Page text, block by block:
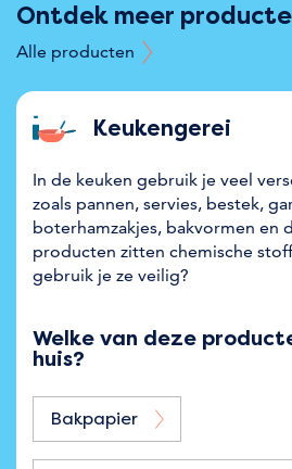
Ontdek meer
Alle producten
Keukengerei
In de keuken gebruik je veel
zoals pannen, servies, bestek,
boterhamzakjes, bakvormen en
producten zitten chemische
gebruik je ze veilig?
Welke van deze
huis?
Bakpapier